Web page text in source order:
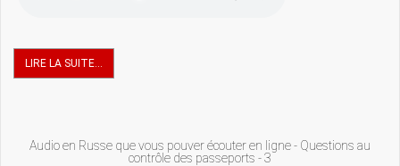
LIRE LA SUITE...
Audio en Russe que vous pouver écouter en ligne - Questions au
contrôle des passeports - 3